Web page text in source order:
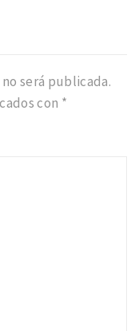
será publicada.
con *